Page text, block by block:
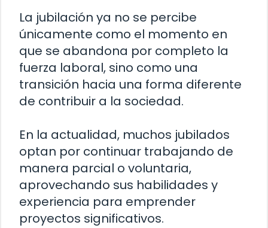
La jubilación ya no se percibe
únicamente como el momento en
que se abandona por completo la
fuerza laboral, sino como una
transición hacia una forma diferente
de contribuir a la sociedad.
En la actualidad, muchos jubilados
optan por continuar trabajando de
manera parcial o voluntaria,
aprovechando sus habilidades y
experiencia para emprender
proyectos significativos.